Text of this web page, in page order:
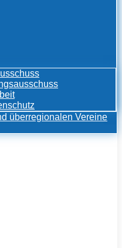
überregionalen Vereine